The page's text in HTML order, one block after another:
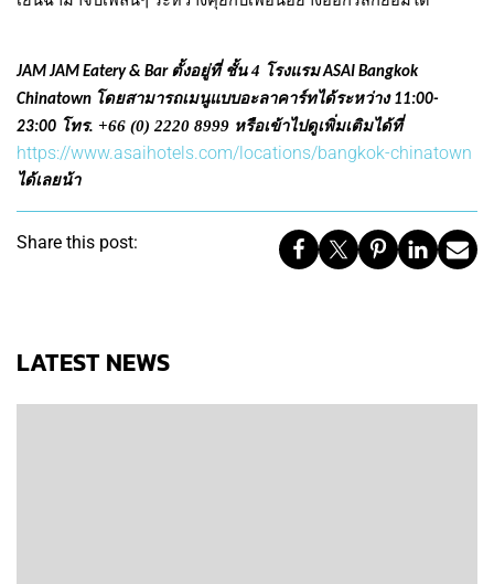
JAM JAM Eatery & Bar ตั้งอยู่ที่ ชั้น 4 โรงแรมASAI Bangkok
Chinatown โดยสามารถเมนูแบบอะลาคาร์ทได้ระหว่าง 11:00-
23:00 โทร. +66 (0) 2220 8999 หรือเข้าไปดูเพิ่มเติมได้ที่
https://www.asaihotels.com/locations/bangkok-chinatown
ได้เลยน้า
Share this post:
LATEST NEWS